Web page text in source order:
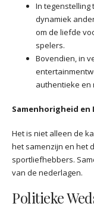
In tegenstelling
dynamiek
om de liefde
spelers.
Bovendien, in
authentieke en
Samenhorigheid en
Het is niet alleen de
het samenzijn en het
sportliefhebbers.
van de nederlagen.
Politieke